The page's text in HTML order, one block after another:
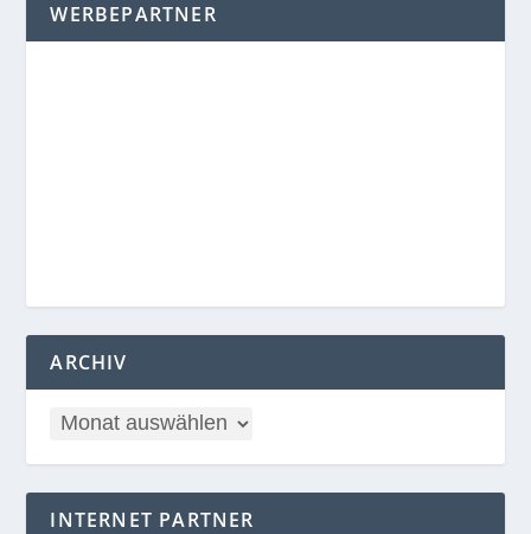
WERBEPARTNER
ARCHIV
INTERNET PARTNER